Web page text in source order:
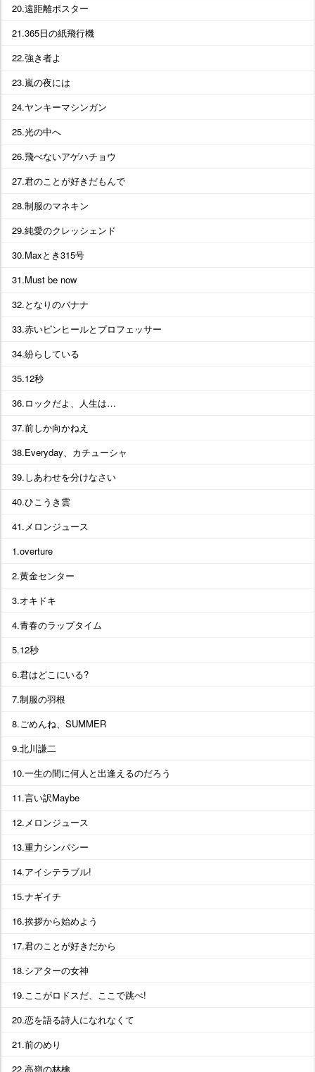
20.遠距離ポスター
21.365日の紙飛行機
22.強き者よ
23.嵐の夜には
24.ヤンキーマシンガン
25.光の中へ
26.飛べないアゲハチョウ
27.君のことが好きだもんで
28.制服のマネキン
29.純愛のクレッシェンド
30.Maxとき315号
31.Must be now
32.となりのバナナ
33.赤いピンヒールとプロフェッサー
34.紛らしている
35.12秒
36.ロックだよ、人生は…
37.前しか向かねえ
38.Everyday、カチューシャ
39.しあわせを分けなさい
40.ひこうき雲
41.メロンジュース
1.overture
2.黄金センター
3.オキドキ
4.青春のラップタイム
5.12秒
6.君はどこにいる?
7.制服の羽根
8.ごめんね、SUMMER
9.北川謙二
10.一生の間に何人と出逢えるのだろう
11.言い訳Maybe
12.メロンジュース
13.重力シンパシー
14.アイシテラブル!
15.ナギイチ
16.挨拶から始めよう
17.君のことが好きだから
18.シアターの女神
19.ここがロドスだ、ここで跳べ!
20.恋を語る詩人になれなくて
21.前のめり
22.高嶺の林檎